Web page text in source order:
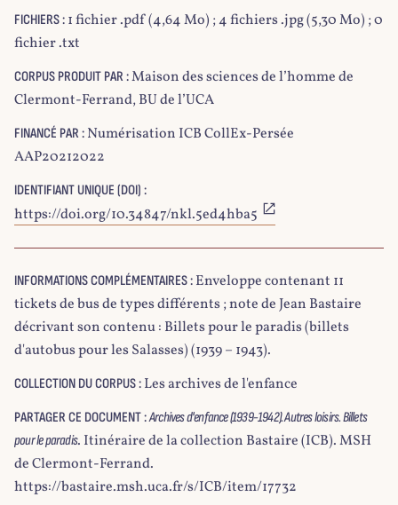
FICHIERS : 1 fichier .pdf (4,64 Mo) ; 4 fichiers .jpg (5,30 Mo) ; 0
fichier .txt
CORPUS PRODUIT PAR :Maison des sciences de l’homme de
Clermont-Ferrand, BU de l’UCA
FINANCÉ PAR : Numérisation ICB CollEx-Persée
AAP20212022
IDENTIFIANT UNIQUE (DOI) :
https://doi.org/10.34847/nkl.5ed4hba5
INFORMATIONS COMPLÉMENTAIRES : Enveloppe contenant 11
tickets de bus de types différents ; note de Jean Bastaire
décrivant son contenu : Billets pour le paradis (billets
d'autobus pour les Salasses) (1939 – 1943).
COLLECTION DU CORPUS : Les archives de l'enfance
PARTAGER CE DOCUMENT :Archives d'enfance (1939-1942). Autres loisirs. Billets
pour le paradis. Itinéraire de la collection Bastaire (ICB). MSH
de Clermont-Ferrand.
https://bastaire.msh.uca.fr/s/ICB/item/17732